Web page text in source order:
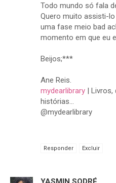
Todo mundo só fala
Quero muito assisti-
uma fase meio bad
momento em que eu
Beijos;***
Ane Reis.
mydearlibrary | Livros,
histórias...
@mydearlibrary
Responder Excluir